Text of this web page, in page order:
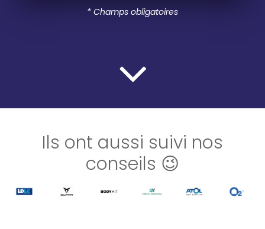
* Champs obligatoires
Ils ont aussi suivi nos
conseils 😉